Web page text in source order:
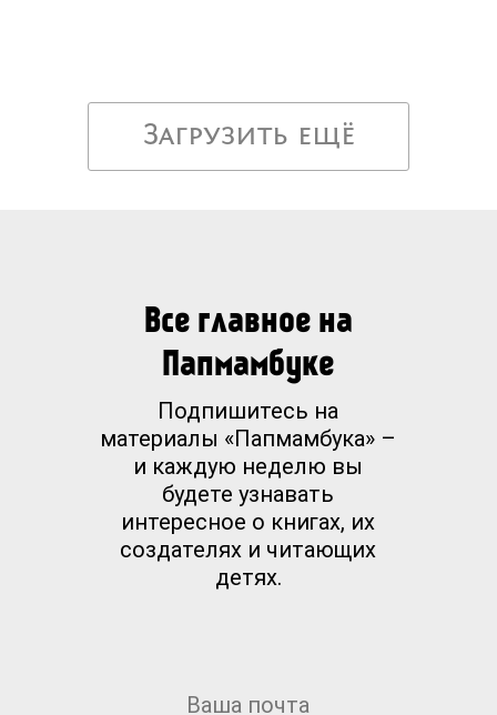
Загрузить ещё
Все главное на
Папмамбуке
Подпишитесь на
материалы «Папмамбука» –
и каждую неделю вы
будете узнавать
интересное о книгах, их
создателях и читающих
детях.